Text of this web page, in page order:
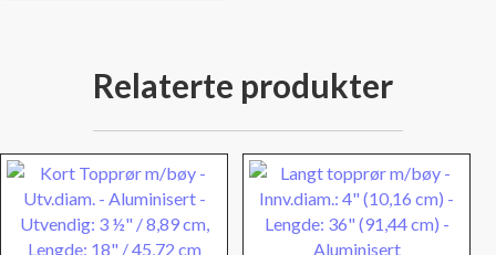
Relaterte produkter